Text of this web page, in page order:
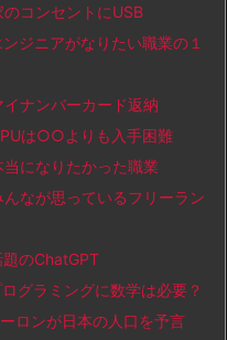
コンセントにUSB
ジニアがなりたい職業の１
ナンバーカード返納
は○○よりも入手困難
になりたかった職業
なが思っているフリーラン
のChatGPT
グラミングに数学は必要？
ロンが日本の人口を予言